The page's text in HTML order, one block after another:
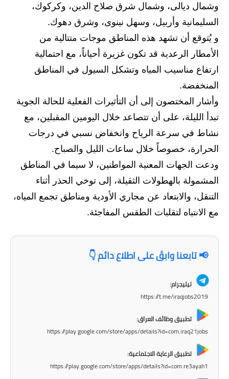
المرحلة الابتدائية
المرحلة المتوسطة
المرحلة الاعدادية
المرحلة الابتدائية
المرحلة المتوسطة
المرحلة الاعدادية
ملازم دراسية
المرحلة الابتدائية
المرحلة الاعدادية
مواضيع انشاء
وشمال ديالى، وشمال شرق صلاح الدين، وكركوك،
السليمانية وأربيل، وسهل نينوى، وشرق دهوك.
و يُتوقع أن تشهد هذه المناطق موجات متتالية من
الأمطار الرعدية قد تكون غزيرة أحياناً، مع احتمالية
ارتفاع مناسيب المياه وتشكل السيول في المناطق
المنخفضة.
وأشار المختصون إلى أن التأثيرات الفعلية للحالة الجوية
تبدأ الليلة، على أن تتصاعد خلال اليومين المقبلين، مع
نشاط في سرعة الرياح وانخفاض نسبي في درجات
الحرارة، خصوصاً خلال ساعات الليل والصباح.
ودعت الجهات المعنية المواطنين، لا سيما في المناطق
المشمولة بالهطولات الثقيلة، إلى توخي الحذر أثناء
التنقل، والابتعاد عن مجاري الأودية ومناطق تجمع المياه،
مع الانتباه لتقلبات الطقس المفاجئة.
📢 تابعنا وابقَ على اطلاع دائم 👇
تيليجرام:
https://t.me/iraqjobs2019
تطبيق وظائف العراق:
https://play.google.com/store/apps/details?id=com.iraq21jobs
تطبيق الرعاية الاجتماعية:
https://play.google.com/store/apps/details?id=com.re3ayah1